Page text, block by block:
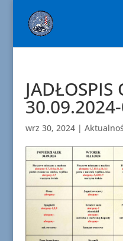
JADŁOSPIS
wrz 30, 2024|